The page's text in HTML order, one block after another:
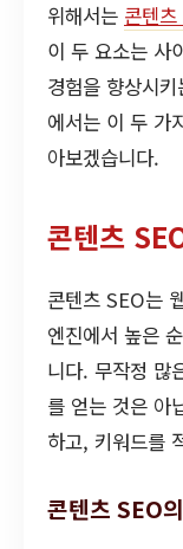
위해서는 콘텐
이 두 요소는 사
경험을 향상시
에서는 이 두 가
아보겠습니다.
콘텐츠
콘텐츠 SEO는
엔진에서 높은
니다. 무작정 많
를 얻는 것은 아
하고, 키워드를
콘텐츠 SEO